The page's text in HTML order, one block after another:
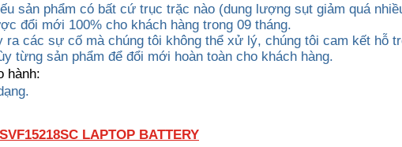
sản phẩm có bất cứ trục trặc nào (dung lượng sụt giảm quá
đổi mới 100% cho khách hàng trong 09 tháng.
ra các sự cố mà chúng tôi không thể xử lý, chúng tôi cam kết hỗ
từng sản phẩm để đổi mới hoàn toàn cho khách hàng.
hành:
LAPTOP BATTERY